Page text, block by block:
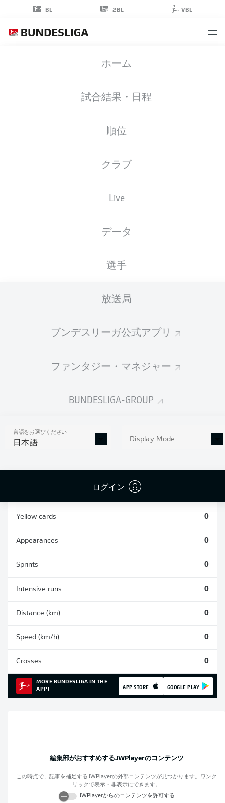
BL 2BL VBL
ホーム
試合結果・日程
順位
クラブ
Live
データ
選手
放送局
ブンデスリーガ公式アプリ
ファンタジー・マネジャー
BUNDESLIGA-GROUP
言語をお選びください
日本語 Display Mode
ログイン
20.05.1997
統計 シーズン 2025/2026
AERIAL DUELS
WON
Yellow cards 0
Appearances 0
Sprints 0
Intensive runs 0
Distance (km) 0
Speed (km/h) 0
Crosses 0
MORE BUNDESLIGA IN THE
APP!
APP STORE GOOGLE PLAY
編集部がおすすめするJWPlayerのコンテンツ
この時点で、記事を補足するJWPlayerの外部コンテンツが見つかります。ワンク
リックで表示・非表示にできます。
JWPlayerからのコンテンツを許可する